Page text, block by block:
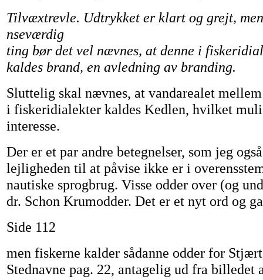
Tilvæxtrevle. Udtrykket er klart og grejt,
nseværdig
ting bør det vel nævnes, at denne i
kaldes brand, en avledning av branding.
Sluttelig skal nævnes, at vandarealet
i fiskeridialekter kaldes Kedlen, hvilket
interesse.
Der er et par andre betegnelser, som jeg
lejligheden til at påvise ikke er i
nautiske sprogbrug. Visse odder over (og
dr. Schon Krumodder. Det er et nyt ord og
Side 112
men fiskerne kalder sådanne odder for
Stednavne pag. 22, antagelig ud fra billedet